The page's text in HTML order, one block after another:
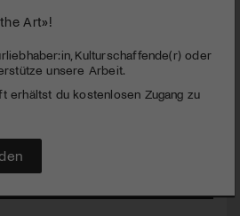
versetzen
2012
das Alpine Museum Bern die Berge
versetzen» rechnet mit
Art»!
Kulturschaffende(r) oder
unsere Arbeit.
erhältst du kostenlosen Zugang zu